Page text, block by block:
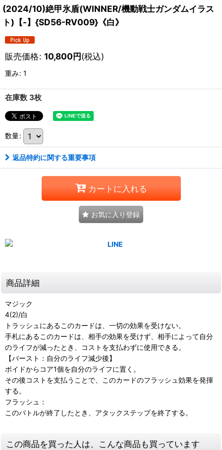
(2024/10)絶甲氷盾(WINNER/機動戦士ガンダムイラス
ト)【-】{SD56-RV009}《白》
販売価格: 10,800円(税込)
重み: 1
在庫数 3枚
数量:
返品特約に関する重要事項
カートに入れる
お気に入り登録
商品詳細
マジック
4(2)/白
トラッシュにあるこのカードは、一切の効果を受けない。
手札にあるこのカードは、相手の効果を受けず、相手によって自分
のライフが減ったとき、コストを支払わずに使用できる。
【バースト：自分のライフ減少後】
ボイドからコア1個を自分のライフに置く。
その後コストを支払うことで、このカードのフラッシュ効果を発揮
する。
フラッシュ：
このバトルが終了したとき、アタックステップを終了する。
この商品を買った人は、こんな商品も買っています